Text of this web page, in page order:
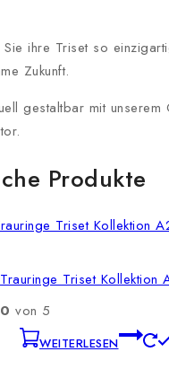
Sie ihre Triset so
Zukunft.
gestaltbar mit unserem
Produkte
Trauringe Triset Kollektion
0 von 5
WEITERLESEN